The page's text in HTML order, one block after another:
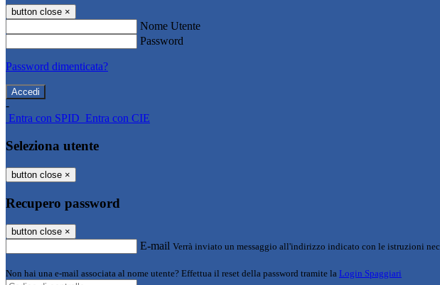
button close ×
Nome Utente
Password
Password dimenticata?
-
Entra con SPID Entra con CIE
Seleziona utente
button close ×
Recupero password
button close ×
E-mail Verrà inviato un messaggio all'indirizzo indicato con le istruzioni
Non hai una e-mail associata al nome utente? Effettua il reset della password tramite la Login Spaggiari